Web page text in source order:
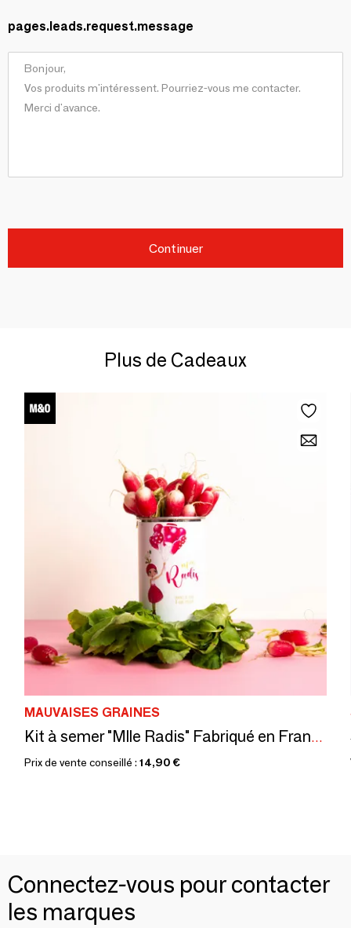
pages.leads.request.message
Continuer
Plus de Cadeaux
MAUVAISES GRAINES
Kit à semer "Mlle Radis" Fabriqué en France
Prix de vente conseillé : 14,90 €
Connectez-vous pour contacter
les marques